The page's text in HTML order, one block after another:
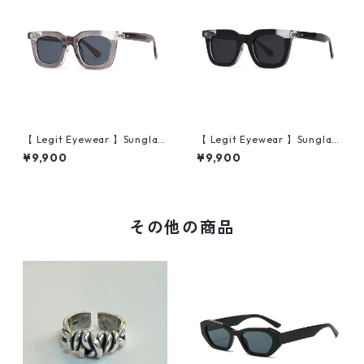
【 Legit Eyewear 】Sunglas
ses Konoe (Clear Grey/Gre
y)
¥9,900
【 Legit Eyewear 】Sunglas
ses Konoe (Black Clear/Gre
y)
¥9,900
その他の商品